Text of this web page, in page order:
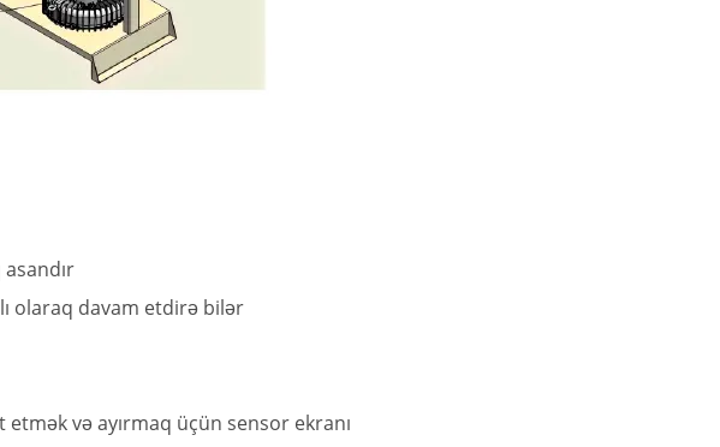
olaraq davam etdirə bilər
və ayırmaq üçün sensor ekranı